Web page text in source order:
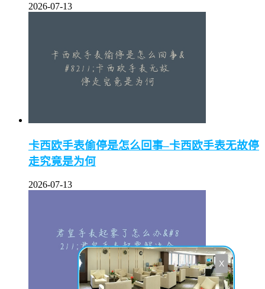
2026-07-13
卡西欧手表偷停是怎么回事–卡西欧手表无故停
走究竟是为何
2026-07-13
X